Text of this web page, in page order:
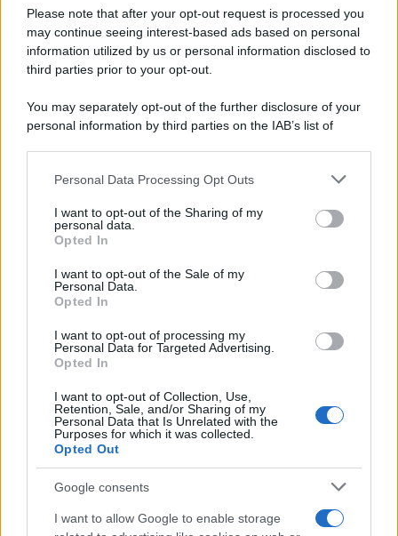
Please note that after your opt-out request is processed you
may continue seeing interest-based ads based on personal
information utilized by us or personal information disclosed to
third parties prior to your opt-out.
You may separately opt-out of the further disclosure of your
personal information by third parties on the IAB’s list of
This information may also be disclosed by us to third parties
disclose it to other third parties.
Please note that this website/app uses one or more Google
services and may gather and store information including but
not limited to your visit or usage behaviour. You may click to
grant or deny consent to Google and its third-party tags to
consent section.
Personal Data Processing Opt Outs
I want to opt-out of the Sharing of my
personal data.
Opted In
I want to opt-out of the Sale of my
Personal Data.
Opted In
I want to opt-out of processing my
Personal Data for Targeted Advertising.
Opted In
I want to opt-out of Collection, Use,
Retention, Sale, and/or Sharing of my
Personal Data that Is Unrelated with the
Purposes for which it was collected.
Opted Out
Google consents
I want to allow Google to enable storage
mercato europeo con un design completamente
rinnovato, nuove tecnologie e una versione ibrida.
Scopri tutte le novità.
Auto
Nissan Ariya: le prime news sul suv
della casa giapponese